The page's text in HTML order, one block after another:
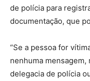
de polícia para
documentação, que
“Se a pessoa for
nenhuma
delegacia de polícia